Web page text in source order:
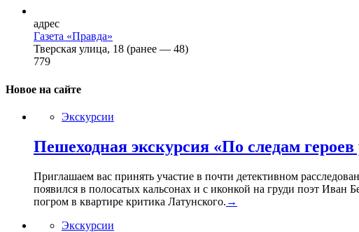
адрес
Газета «Правда»
Тверская улица, 18 (ранее — 48)
779
Новое на сайте
Экскурсии
Пешеходная экскурсия «По следам
Приглашаем вас принять участие в почти детективном
появился в полосатых кальсонах и с иконкой на груди поэт Иван
погром в квартире критика Латунского. →
Экскурсии